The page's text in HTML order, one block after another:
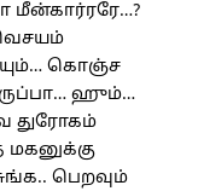
மீன்கார்ரரே…?
கொஞ்ச
ஹும்…
துரோகம்
பெறவும்